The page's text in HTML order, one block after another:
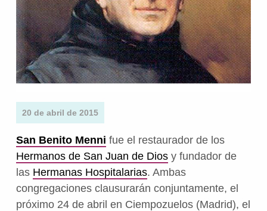
20 de abril de 2015
San Benito Menni fue el restaurador de los
Hermanos de San Juan de Diosy fundador de
las Hermanas Hospitalarias. Ambas
congregaciones clausurarán conjuntamente, el
próximo 24 de abril en Ciempozuelos (Madrid), el